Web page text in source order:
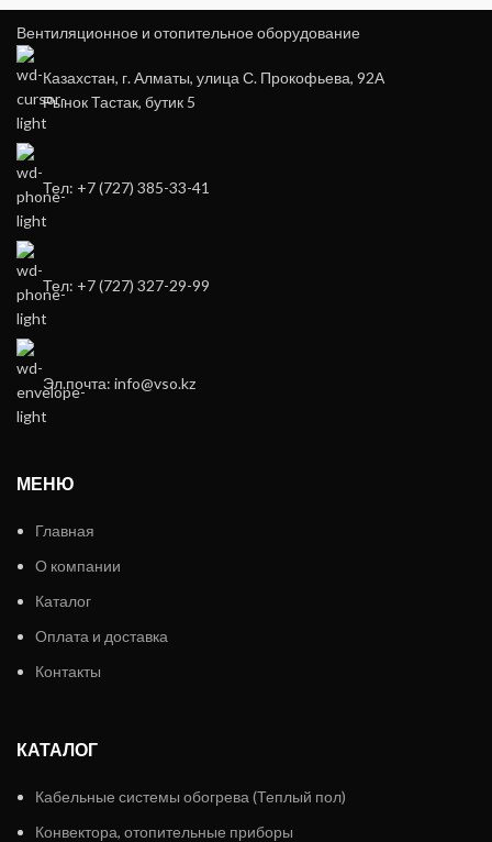
Вентиляционное и отопительное оборудование
Казахстан, г. Алматы, улица С. Прокофьева, 92А
Рынок Тастак, бутик 5
Тел: +7 (727) 385-33-41
Тел: +7 (727) 327-29-99
Эл.почта: info@vso.kz
МЕНЮ
Главная
О компании
Каталог
Оплата и доставка
Контакты
КАТАЛОГ
Кабельные системы обогрева (Теплый пол)
Конвектора, отопительные приборы